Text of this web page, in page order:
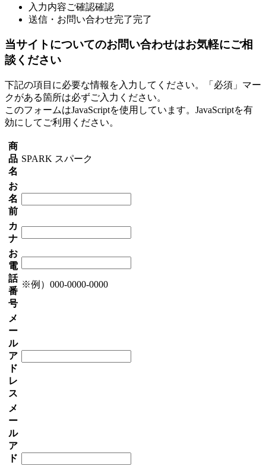
入力内容ご確認確認
送信・お問い合わせ完了完了
当サイトについてのお問い合わせはお気軽にご相
談ください
下記の項目に必要な情報を入力してください。「必須」マー
クがある箇所は必ずご入力ください。
このフォームはJavaScriptを使用しています。JavaScriptを有
効にしてご利用ください。
商
品
名
SPARK スパーク
お
名
前
カ
ナ
お
電
話
番
号
※例）000-0000-0000
メ
ー
ル
ア
ド
レ
ス
メ
ー
ル
ア
ド